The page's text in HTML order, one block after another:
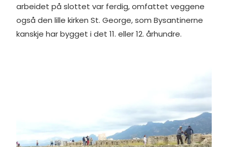
arbeidet på slottet var ferdig, omfattet veggene
også den lille kirken St. George, som Bysantinerne
kanskje har bygget i det 11. eller 12. århundre.